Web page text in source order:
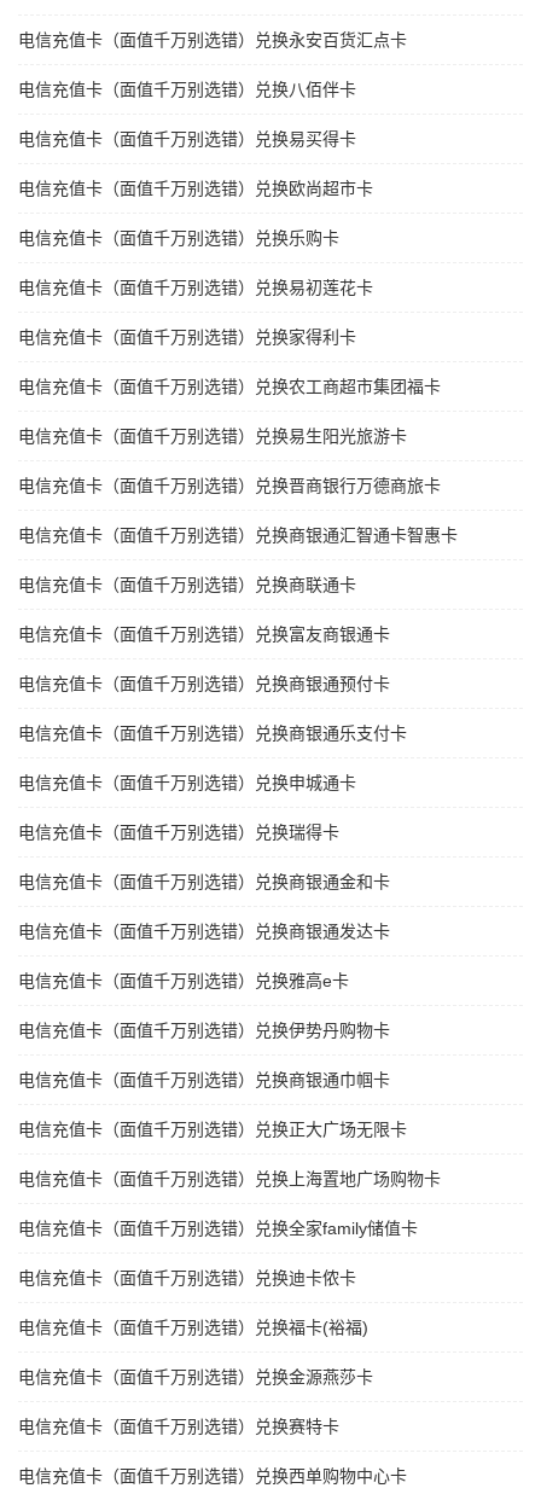
电信充值卡（面值千万别选错）兑换永安百货汇点卡
电信充值卡（面值千万别选错）兑换八佰伴卡
电信充值卡（面值千万别选错）兑换易买得卡
电信充值卡（面值千万别选错）兑换欧尚超市卡
电信充值卡（面值千万别选错）兑换乐购卡
电信充值卡（面值千万别选错）兑换易初莲花卡
电信充值卡（面值千万别选错）兑换家得利卡
电信充值卡（面值千万别选错）兑换农工商超市集团福卡
电信充值卡（面值千万别选错）兑换易生阳光旅游卡
电信充值卡（面值千万别选错）兑换晋商银行万德商旅卡
电信充值卡（面值千万别选错）兑换商银通汇智通卡智惠卡
电信充值卡（面值千万别选错）兑换商联通卡
电信充值卡（面值千万别选错）兑换富友商银通卡
电信充值卡（面值千万别选错）兑换商银通预付卡
电信充值卡（面值千万别选错）兑换商银通乐支付卡
电信充值卡（面值千万别选错）兑换申城通卡
电信充值卡（面值千万别选错）兑换瑞得卡
电信充值卡（面值千万别选错）兑换商银通金和卡
电信充值卡（面值千万别选错）兑换商银通发达卡
电信充值卡（面值千万别选错）兑换雅高e卡
电信充值卡（面值千万别选错）兑换伊势丹购物卡
电信充值卡（面值千万别选错）兑换商银通巾帼卡
电信充值卡（面值千万别选错）兑换正大广场无限卡
电信充值卡（面值千万别选错）兑换上海置地广场购物卡
电信充值卡（面值千万别选错）兑换全家family储值卡
电信充值卡（面值千万别选错）兑换迪卡侬卡
电信充值卡（面值千万别选错）兑换福卡(裕福)
电信充值卡（面值千万别选错）兑换金源燕莎卡
电信充值卡（面值千万别选错）兑换赛特卡
电信充值卡（面值千万别选错）兑换西单购物中心卡